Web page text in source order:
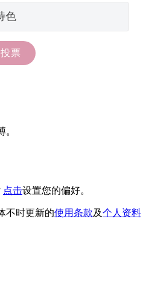
点击设置您的偏好。
不时更新的使用条款及个人资料